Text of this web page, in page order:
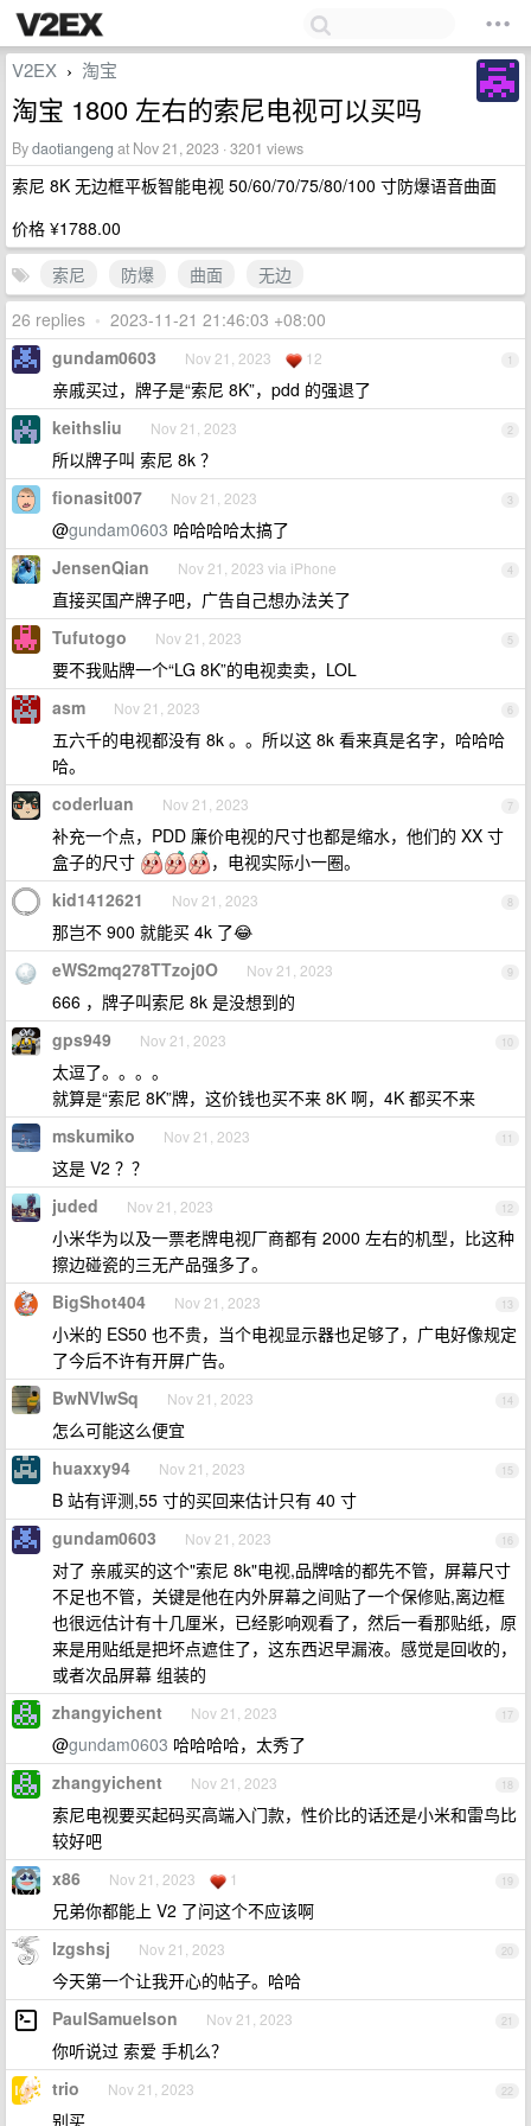
V2EX › 淘宝
淘宝 1800 左右的索尼电视可以买吗
Bydaotiangeng at Nov 21, 2023 · 3201 views
索尼 8K 无边框平板智能电视 50/60/70/75/80/100 寸防爆语音曲面
价格 ¥1788.00
索尼
防爆 曲面
无边
26 replies • 2023-11-21 21:46:03 +08:00
1
gundam0603 Nov 21, 2023 12
亲戚买过，牌子是“索尼 8K”，pdd 的强退了
2
keithsliu Nov 21, 2023
所以牌子叫 索尼 8k ？
3
fionasit007 Nov 21, 2023
@gundam0603 哈哈哈哈太搞了
4
JensenQian Nov 21, 2023 via iPhone
直接买国产牌子吧，广告自己想办法关了
5
Tufutogo Nov 21, 2023
要不我贴牌一个“LG 8K”的电视卖卖，LOL
6
asm Nov 21, 2023
五六千的电视都没有 8k 。。所以这 8k 看来真是名字，哈哈哈
哈。
7
coderluan Nov 21, 2023
补充一个点，PDD 廉价电视的尺寸也都是缩水，他们的 XX 寸
盒子的尺寸
，电视实际小一圈。
8
kid1412621 Nov 21, 2023
那岂不 900 就能买 4k 了😂
9
eWS2mq278TTzoj0O Nov 21, 2023
666 ，牌子叫索尼 8k 是没想到的
10
gps949 Nov 21, 2023
太逗了。。。。
就算是“索尼 8K”牌，这价钱也买不来 8K 啊，4K 都买不来
11
mskumiko Nov 21, 2023
这是 V2 ？？
12
juded Nov 21, 2023
小米华为以及一票老牌电视厂商都有 2000 左右的机型，比这种
擦边碰瓷的三无产品强多了。
13
BigShot404 Nov 21, 2023
小米的 ES50 也不贵，当个电视显示器也足够了，广电好像规定
了今后不许有开屏广告。
14
BwNVlwSq Nov 21, 2023
怎么可能这么便宜
15
huaxxy94 Nov 21, 2023
B 站有评测,55 寸的买回来估计只有 40 寸
16
gundam0603 Nov 21, 2023
对了 亲戚买的这个"索尼 8k"电视,品牌啥的都先不管，屏幕尺寸
不足也不管，关键是他在内外屏幕之间贴了一个保修贴,离边框
也很远估计有十几厘米，已经影响观看了，然后一看那贴纸，原
来是用贴纸是把坏点遮住了，这东西迟早漏液。感觉是回收的，
或者次品屏幕 组装的
17
zhangyichent Nov 21, 2023
@gundam0603 哈哈哈哈，太秀了
18
zhangyichent Nov 21, 2023
索尼电视要买起码买高端入门款，性价比的话还是小米和雷鸟比
较好吧
19
x86 Nov 21, 2023 1
兄弟你都能上 V2 了问这个不应该啊
20
lzgshsj Nov 21, 2023
今天第一个让我开心的帖子。哈哈
21
PaulSamuelson Nov 21, 2023
你听说过 索爱 手机么？
22
trio Nov 21, 2023
别买